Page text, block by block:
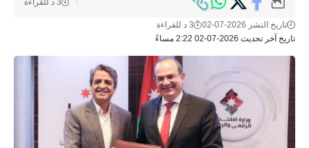
تاريخ آخر تحديث 2026-07-02 2:22 مساءً
تاريخ النشر 2026-07-02 3 د للقراءة
3 د للقراءة